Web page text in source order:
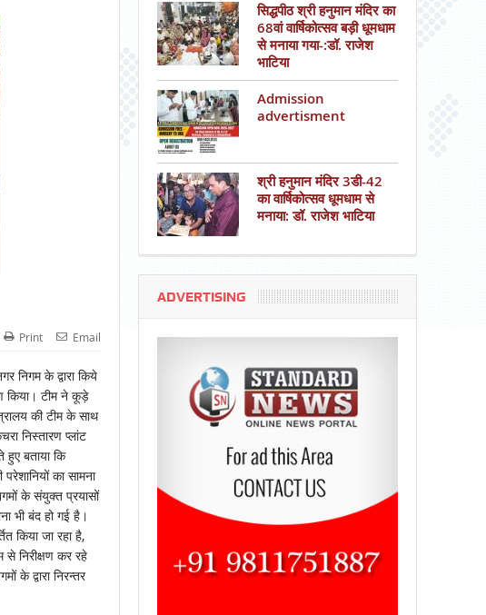
Print Email
निगम के द्वारा किये
किया। टीम ने कूड़े
की टीम के साथ
निस्तारण प्लांट
हुए बताया कि
का सामना
के संयुक्त प्रयासों
भी बंद हो गई है।
किया जा रहा है,
निरीक्षण कर रहे
के द्वारा निरन्तर
सिद्धपीठ श्री हनुमान मंदिर का
68वां वार्षिकोत्सव बड़ी धूमधाम
से मनाया गया-:डॉ. राजेश
भाटिया
Admission
advertisment
श्री हनुमान मंदिर 3डी-42
का वार्षिकोत्सव धूमधाम से
मनाया: डॉ. राजेश भाटिया
ADVERTISING